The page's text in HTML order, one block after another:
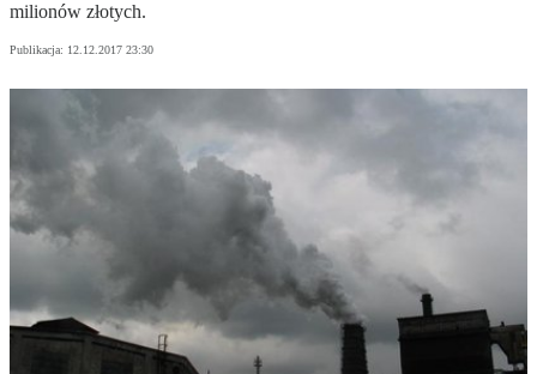
milionów złotych.
Publikacja: 12.12.2017 23:30